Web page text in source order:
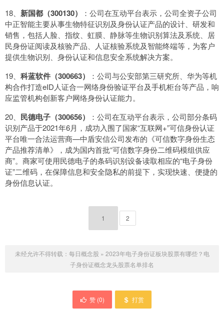
18、 新国都（300130）
：公司在互动平台表示，公司全资子公司
中正智能主要从事生物特征识别及身份认证产品的设计、研发和
销售，包括人脸、指纹、虹膜、静脉等生物识别算法及系统、居
民身份证阅读及核验产品、人证核验系统及智能终端等，为客户
提供生物识别、身份认证和信息安全系统解决方案。
19、 科蓝软件（300663）
：公司与公安部第三研究所、华为等机
构合作打造eID人证合一网络身份验证平台及手机柜台等产品，响
应监管机构创新客户网络身份认证能力。
20、 民德电子（300656）
：公司在互动平台表示，公司部分条码
识别产品于2021年6月，成功入围了国家“互联网+”可信身份认证
平台唯一合法运营商—中盾安信公司发布的《可信数字身份生态
产品推荐清单》，成为国内首批“可信数字身份二维码模组供应
商”。商家可使用民德电子的条码识别设备读取相应的“电子身份
证”二维码，在保障信息和安全隐私的前提下，实现快速、便捷的
身份信息认证。
1 2
未经允许不得转载： 每日概念股 » 2023年电子身份证板块股票有哪些？电
子身份证概念龙头股票名单排名
赞 (0) 打赏